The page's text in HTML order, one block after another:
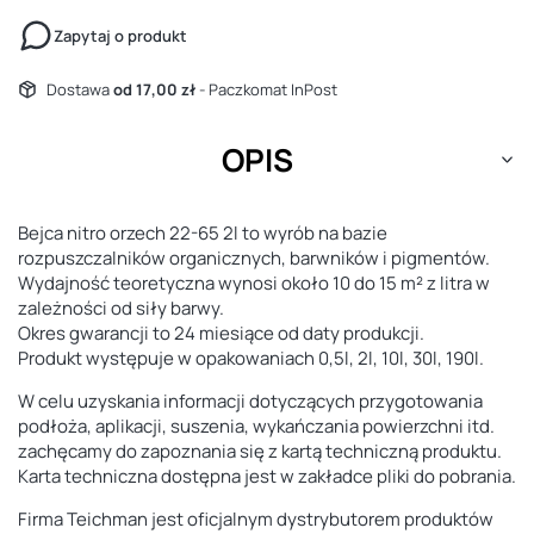
Zapytaj o produkt
Dostawaod 17,00 zł- Paczkomat InPost
OPIS
Bejca nitro orzech 22-65 2l to wyrób na bazie
rozpuszczalników organicznych, barwników i pigmentów.
Wydajność teoretyczna wynosi około 10 do 15 m² z litra w
zależności od siły barwy.
Okres gwarancji to 24 miesiące od daty produkcji.
Produkt występuje w opakowaniach 0,5l, 2l, 10l, 30l, 190l.
W celu uzyskania informacji dotyczących przygotowania
podłoża, aplikacji, suszenia, wykańczania powierzchni itd.
zachęcamy do zapoznania się z kartą techniczną produktu.
Karta techniczna dostępna jest w zakładce pliki do pobrania.
Firma Teichman jest oficjalnym dystrybutorem produktów